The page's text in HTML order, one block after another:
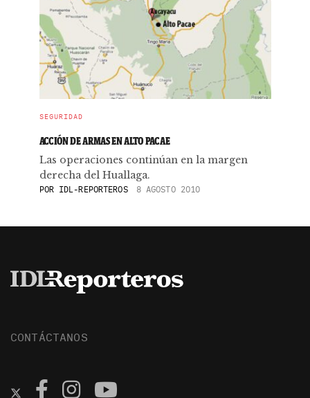
SEGURIDAD
ACCIÓN DE ARMAS EN ALTO PACAE
Las operaciones continúan en la margen
derecha del Huallaga.
POR IDL-REPORTEROS 8 AGOSTO 2010
CONTÁCTANOS